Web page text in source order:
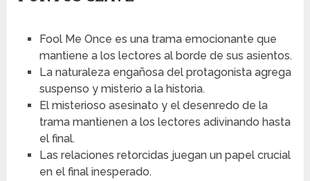
Fool Me Once es una trama emocionante que
mantiene a los lectores al borde de sus asientos.
La naturaleza engañosa del protagonista agrega
suspenso y misterio a la historia.
El misterioso asesinato y el desenredo de la
trama mantienen a los lectores adivinando hasta
el final.
Las relaciones retorcidas juegan un papel crucial
en el final inesperado.